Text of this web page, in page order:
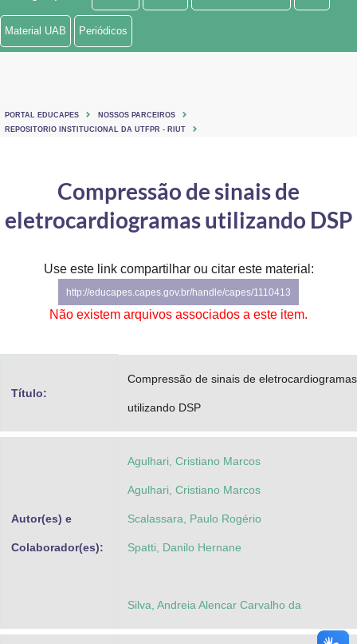
Ministério de Minas e Energia
Ministério do Turismo
Controladoria-Geral da União
Ministério da Mulher, da Família e dos Direitos Humanos
Secretaria-Geral
Material UAB Periódicos
PORTAL EDUCAPES
NOSSOS PARCEIROS
REPOSITORIO INSTITUCIONAL DA UTFPR - RIUT
Compressão de sinais de
eletrocardiogramas utilizando DSP
Use este link compartilhar ou citar este material:
http://educapes.capes.gov.br/handle/capes/1110413
Não existem arquivos associados a este item.
Título:
Compressão de sinais de eletrocardiogramas
utilizando DSP
Autor(es) e
Colaborador(es):
Agulhari, Cristiano Marcos
Agulhari, Cristiano Marcos
Scalassara, Paulo Rogério
Spatti, Danilo Hernane
Silva, Andreia Alencar Carvalho da